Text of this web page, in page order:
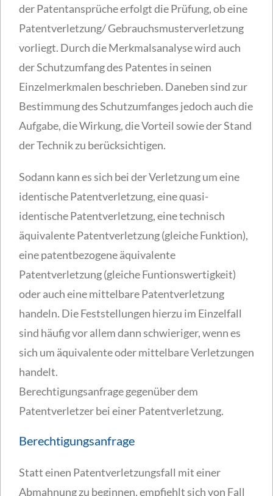
der Patentansprüche erfolgt die Prüfung, ob eine
Patentverletzung/ Gebrauchsmusterverletzung
vorliegt. Durch die Merkmalsanalyse wird auch
der Schutzumfang des Patentes in seinen
Einzelmerkmalen beschrieben. Daneben sind zur
Bestimmung des Schutzumfanges jedoch auch die
Aufgabe, die Wirkung, die Vorteil sowie der Stand
der Technik zu berücksichtigen.
Sodann kann es sich bei der Verletzung um eine
identische Patentverletzung, eine quasi-
identische Patentverletzung, eine technisch
äquivalente Patentverletzung (gleiche Funktion),
eine patentbezogene äquivalente
Patentverletzung (gleiche Funtionswertigkeit)
oder auch eine mittelbare Patentverletzung
handeln. Die Feststellungen hierzu im Einzelfall
sind häufig vor allem dann schwieriger, wenn es
sich um äquivalente oder mittelbare Verletzungen
handelt.
Berechtigungsanfrage gegenüber dem
Patentverletzer bei einer Patentverletzung.
Berechtigungsanfrage
Statt einen Patentverletzungsfall mit einer
Abmahnung zu beginnen, empfiehlt sich von Fall